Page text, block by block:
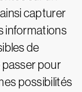
capturer
informations
de
passer pour
possibilités